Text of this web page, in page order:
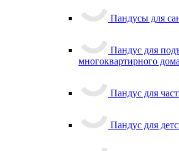
Пандусы для
Пандус для
многоквартирного дома
Пандус для
Пандус для